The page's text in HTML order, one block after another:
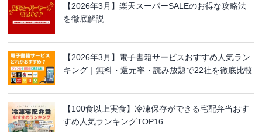
【2026年3月】楽天スーパーSALEのお得な攻略法
を徹底解説
【2026年3月】電子書籍サービスおすすめ人気ラン
キング｜無料・還元率・読み放題で22社を徹底比較
【100食以上実食】冷凍保存ができる宅配弁当おす
すめ人気ランキングTOP16